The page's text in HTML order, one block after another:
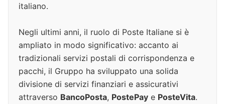
italiano.
Negli ultimi anni, il ruolo di Poste Italiane si è
ampliato in modo significativo: accanto ai
tradizionali servizi postali di corrispondenza e
pacchi, il Gruppo ha sviluppato una solida
divisione di servizi finanziari e assicurativi
attraverso BancoPosta, PostePay e PosteVita.